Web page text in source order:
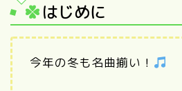
はじめに
今年の冬も名曲揃い！